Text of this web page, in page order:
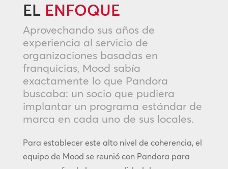
EL ENFOQUE
Aprovechando sus años de
experiencia al servicio de
organizaciones basadas en
franquicias, Mood sabía
exactamente lo que Pandora
buscaba: un socio que pudiera
implantar un programa estándar de
marca en cada uno de sus locales.
Para establecer este alto nivel de coherencia, el
equipo de Mood se reunió con Pandora para